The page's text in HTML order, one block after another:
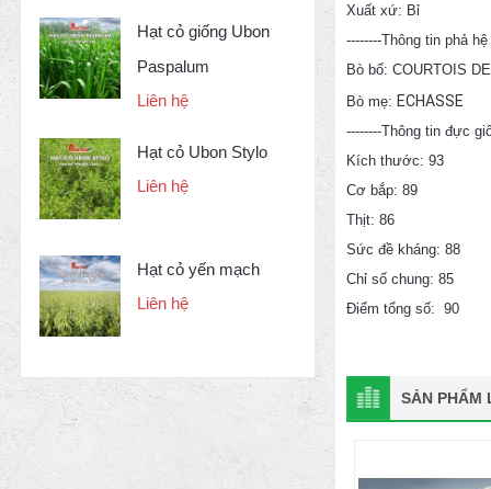
Hạt cỏ giống Ubon
Paspalum
Liên hệ
Hạt cỏ Ubon Stylo
Liên hệ
Hạt cỏ yến mạch
Liên hệ
Xuất xứ: Bỉ
--------Thông tin phả hệ
Bò bố: COURTOIS
Bò mẹ: ECHASSE
--------Thông tin đực
Kích thước: 93
Cơ bắp: 89
Thịt: 86
Sức đề kháng: 88
Chỉ số chung: 85
Điểm tổng số: 90
SẢN PHẨM